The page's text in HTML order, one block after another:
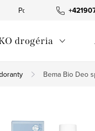
Podmienky ochrany
drogéria
Bema Bio Deo